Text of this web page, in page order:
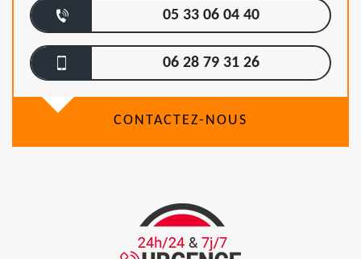
05 33 06 04 40
06 28 79 31 26
CONTACTEZ-NOUS